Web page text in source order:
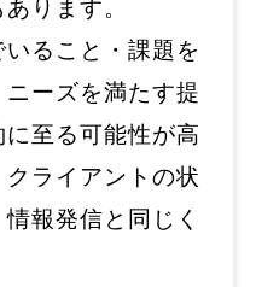
ります。
ること・課題を
ーズを満たす提
至る可能性が高
ライアントの状
報発信と同じく